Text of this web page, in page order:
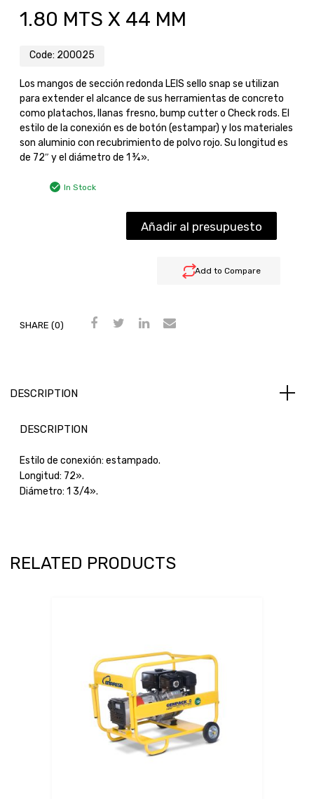
1.80 MTS X 44 MM
Code: 200025
Los mangos de sección redonda LEIS sello snap se utilizan
para extender el alcance de sus herramientas de concreto
como platachos, llanas fresno, bump cutter o Check rods. El
estilo de la conexión es de botón (estampar) y los materiales
son aluminio con recubrimiento de polvo rojo. Su longitud es
de 72″ y el diámetro de 1 ¾».
In Stock
Add to Compare
Añadir al presupuesto
SHARE (0)
DESCRIPTION
DESCRIPTION
Estilo de conexión: estampado.
Longitud: 72».
Diámetro: 1 3/4».
RELATED PRODUCTS